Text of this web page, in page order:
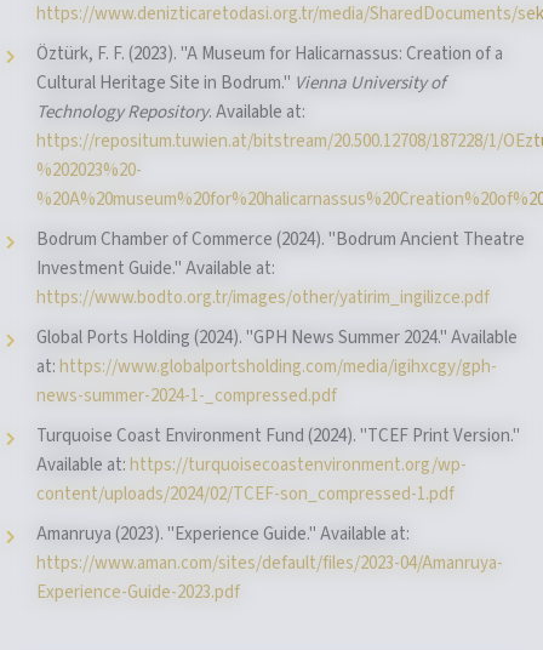
https://www.denizticaretodasi.org.tr/media/SharedDocuments/
Öztürk, F. F. (2023). "A Museum for Halicarnassus: Creation of a
Cultural Heritage Site in Bodrum." Vienna University of
Technology Repository. Available at:
https://repositum.tuwien.at/bitstream/20.500.12708/187228/1/
%202023%20-
Bodrum Chamber of Commerce (2024). "Bodrum Ancient Theatre
Investment Guide." Available at:
https://www.bodto.org.tr/images/other/yatirim_ingilizce.pdf
Global Ports Holding (2024). "GPH News Summer 2024." Available
at:https://www.globalportsholding.com/media/igihxcgy/gph-
news-summer-2024-1-_compressed.pdf
Turquoise Coast Environment Fund (2024). "TCEF Print Version."
Available at:https://turquoisecoastenvironment.org/wp-
content/uploads/2024/02/TCEF-son_compressed-1.pdf
Amanruya (2023). "Experience Guide." Available at:
https://www.aman.com/sites/default/files/2023-04/Amanruya-
Experience-Guide-2023.pdf